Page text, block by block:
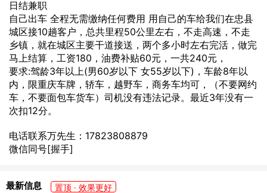
日结兼职
自己出车 全程无需缴纳任何费用 用自己的车给我们在忠县
城区接10趟客户，总共里程50公里左右，不走高速，不走
乡镇，就在城区主要干道接送，两个多小时左右完活，做完
马上结算，工资180，油费补贴60元，一共240元，
要求:驾龄3年以上(男60岁以下 女55岁以下)，车龄8年以
内，限重庆车牌，轿车，越野车，商务车均可，（不要网约
车，不要面包车货车）司机没有违法记录。最近3年没有一
次扣12分。
电话联系万先生：17823808879
微信同号[握手]
最新信息 置顶 · 效果更好